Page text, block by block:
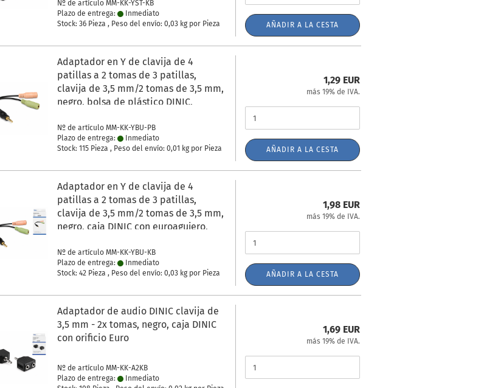
Nº de artículo MM-KK-YST-KB
Plazo de entrega:
Inmediato
Stock: 36 Pieza , Peso del envío:0,03 kg por Pieza AÑADIR A LA CESTA
Adaptador en Y de clavija de 4
patillas a 2 tomas de 3 patillas,
clavija de 3,5 mm/2 tomas de 3,5 mm,
negro, bolsa de plástico DINIC,
Nº de artículo MM-KK-YBU-PB
Plazo de entrega:
Inmediato
Stock: 115 Pieza , Peso del envío:0,01 kg por Pieza
1,29 EUR
más 19% de IVA.
AÑADIR A LA CESTA
Adaptador en Y de clavija de 4
patillas a 2 tomas de 3 patillas,
clavija de 3,5 mm/2 tomas de 3,5 mm,
negro, caja DINIC con euroagujero,
Nº de artículo MM-KK-YBU-KB
Plazo de entrega:
Inmediato
Stock: 42 Pieza , Peso del envío:0,03 kg por Pieza
1,98 EUR
más 19% de IVA.
AÑADIR A LA CESTA
Adaptador de audio DINIC clavija de
3,5 mm - 2x tomas, negro, caja DINIC
con orificio Euro
Nº de artículo MM-KK-A2KB
Plazo de entrega:
Inmediato
1,69 EUR
más 19% de IVA.